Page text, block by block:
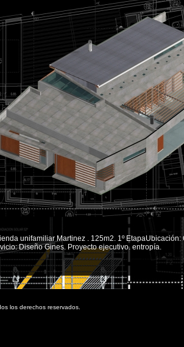
unifamiliar Martinez . 125m2. 1º
Diseño Gines. Proyecto ejecutivo. entropía.
los derechos reservados.